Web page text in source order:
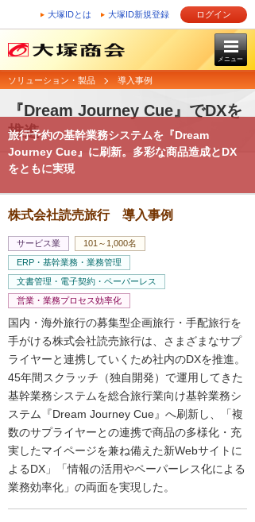
大塚IDとは 大塚ID新規登録 ログイン
メニュー
ソリューション・製品 導入事例
『Dream Journey Cue』でDXを
推進
旅行予約の基幹業務システムを『Dream
Journey Cue』に刷新。多彩な商品造成とDX
をともに実現
株式会社読売旅行 導入事例
サービス業
101～1,000名
ERP・基幹業務・業務管理
文書管理・電子契約・ペーパーレス
営業・業務プロセス効率化
国内・海外旅行の募集型企画旅行・手配旅行を
手がける株式会社読売旅行は、さまざまなサプ
ライヤーと連携していくため社内のDXを推進。
45年間スクラッチ（独自開発）で運用してきた
基幹業務システムを総合旅行業向け基幹業務シ
ステム『Dream Journey Cue』へ刷新し、「複
数のサプライヤーとの連携で商品の多様化・充
実したマイページを兼ね備えた新Webサイトに
よるDX」「情報の活用やペーパーレス化による
業務効率化」の両面を実現した。